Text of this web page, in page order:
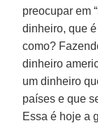
preocupar em
dinheiro, que
como?
dinheiro
um dinheiro
países e que
Essa é hoje a